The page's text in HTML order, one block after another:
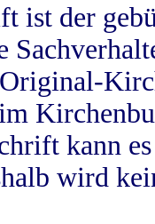
ist der
kann
wird